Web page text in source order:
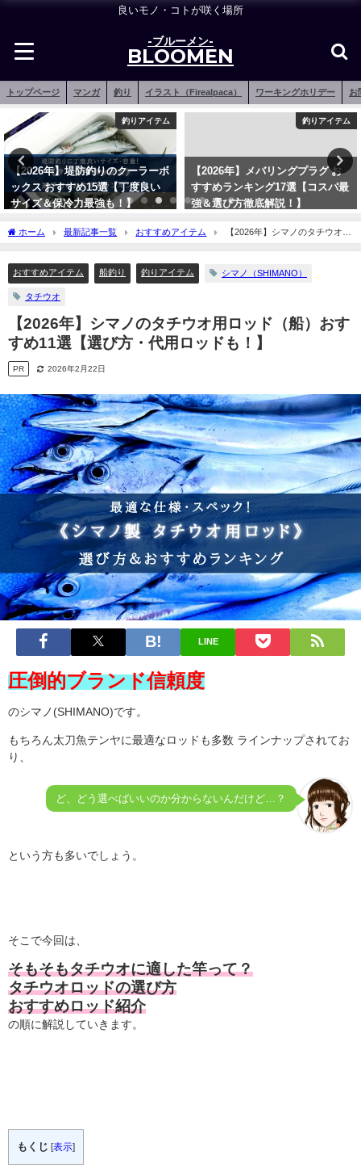
良いモノ・コトが咲く場所
-ブルーメン-
BLOOMEN
トップページ マンガ 釣り イラスト（Firealpaca） ワーキングホリデー お
釣りアイテム
【2026年】堤防釣りのクーラーボ
ックス おすすめ15選【丁度良い
サイズ＆保冷力最強も！】
釣りアイテム
【2026年】メバリングプラグ お
すすめランキング17選【コスパ最
強＆選び方徹底解説！】
ホーム 最新記事一覧 おすすめアイテム
【2026年】シマノのタチウオ用
ロッド（船）おすすめ11選【選び方・代用ロッドも！】
おすすめアイテム 船釣り 釣りアイテム シマノ（SHIMANO）
タチウオ
【2026年】シマノのタチウオ用ロッド（船）おす
すめ11選【選び方・代用ロッドも！】
PR 2026年2月22日
LINE
圧倒的ブランド信頼度
のシマノ(SHIMANO)です。
もちろん太刀魚テンヤに最適なロッドも多数 ラインナップされてお
り、
ど、どう選べばいいのか分からないんだけど…？
という方も多いでしょう。
そこで今回は、
そもそもタチウオに適した竿って？
タチウオロッドの選び方
おすすめロッド紹介
の順に解説していきます。
もくじ [表示]